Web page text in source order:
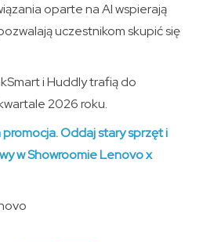
oparte na AI wspierają
uczestnikom skupić się
i Huddly trafią do
2026 roku.
promocja. Oddaj stary sprzęt i
w Showroomie Lenovo x